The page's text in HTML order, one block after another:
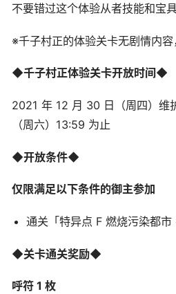
不要错过这个体验从者技能和宝具
※千子村正的体验关卡无剧情内容
◆千子村正体验关卡开放时间◆
2021 年 12 月 30 日（周四）维
（周六）13:59 为止
◆开放条件◆
仅限满足以下条件的御主参加
通关「特异点 F 燃烧污染都市
◆关卡通关奖励◆
呼符 1 枚